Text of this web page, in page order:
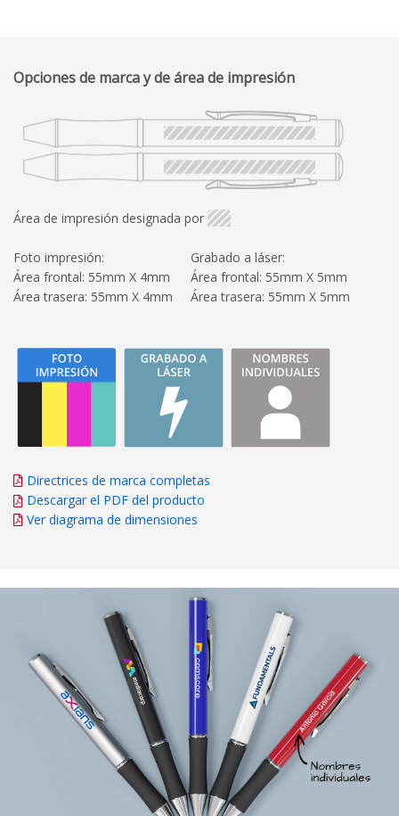
Opciones de marca y de área de impresión
Área de impresión designada por
Foto impresión:
Área frontal: 55mm X 4mm
Área trasera: 55mm X 4mm
Grabado a láser:
Área frontal: 55mm X 5mm
Área trasera: 55mm X 5mm
Directrices de marca completas
Descargar el PDF del producto
Ver diagrama de dimensiones